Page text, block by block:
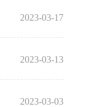
2023-03-17
2023-03-13
2023-03-03